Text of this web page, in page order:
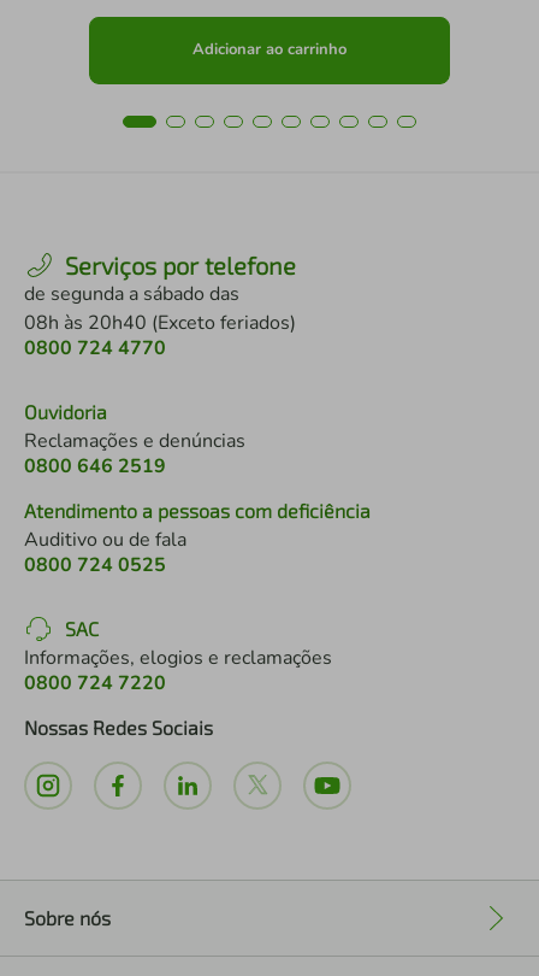
Adicionar ao carrinho
Serviços por telefone
de segunda a sábado das
08h às 20h40 (Exceto feriados)
0800 724 4770
Ouvidoria
Reclamações e denúncias
0800 646 2519
Atendimento a pessoas com deficiência
Auditivo ou de fala
0800 724 0525
SAC
Informações, elogios e reclamações
0800 724 7220
Nossas Redes Sociais
Sobre nós